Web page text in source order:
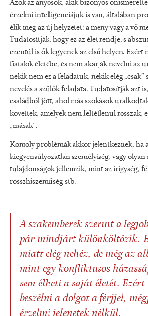
Azok az anyósok, akik bizonyos
érzelmi intelligenciájuk is van, általában
élik meg az új helyzetet: a meny vagy a vő
Tudatosítják, hogy ez az élet rendje, s
ezentúl is ők legyenek az első helyen. Ezért
fiatalok életébe, és nem akarják nevelni az
nekik nem ez a feladatuk, nekik elég „csak”
nevelés a szülők feladata. Tudatosítják azt
családból jött, ahol más szokások
követtek, amelyek nem feltétlenül rosszak,
„másak”.
Komoly problémák akkor jelentkeznek, ha
kiegyensúlyozatlan személyiség, vagy
tulajdonságok jellemzik, mint az irigység,
rosszhiszeműség stb.
A szakemberek szerint a
pár mindjárt különköltözik.
miatt elég nehéz, de még az
mint egy konfliktusos
sem élheti a saját életét. Ezért
beszélni a dolgot a férjjel,
érzelmi jelenetek nélkül.